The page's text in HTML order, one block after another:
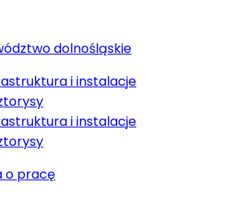
dolnośląskie
i instalacje
i instalacje
o pracę